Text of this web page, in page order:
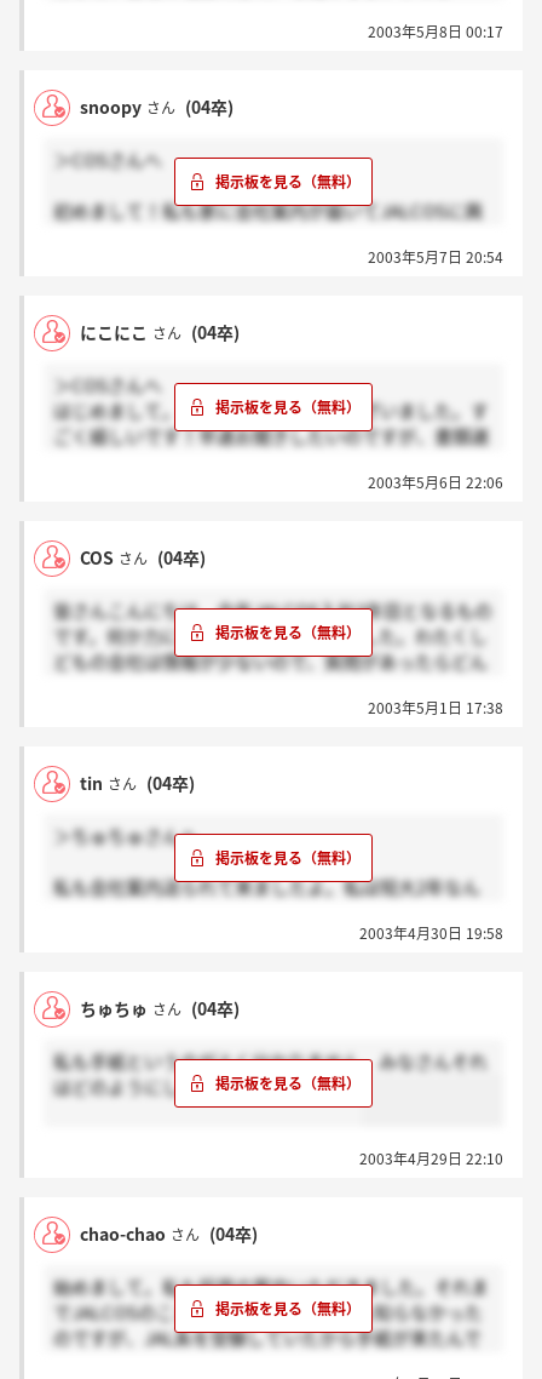
これからもよろしくお願いいたします。
私は業務内容についてお伺いしたいです。
業務とは電話での予約受付、質問への対応
それから、職場の雰囲気、入社して良かったと
思ってらっしゃるかどうか
どうかお話を聞かせてください！
2003年5月8日 00:17
snoopy さん (04卒)
＞COSさんへ
初めまして！私も家に会社案内が届いてJALCOSに興
のですか？あと会社の雰囲気など教えて頂けたら嬉し
2003年5月7日 20:54
にこにこ さん (04卒)
＞COSさんへ
はじめまして。書き込みありがとうございました。す
ごく嬉しいです！早速お聞きしたいのですが、書類選
内容はどのようなものだったのか教えて頂きたいで
て・・。よろしくお願いします。これからまた色々質
問すると思いますが、その時はよろしくお願いします
2003年5月6日 22:06
COS さん (04卒)
皆さんこんにちは。今年JALCOS入社3年目となるもの
です。何か力になりたくてカキコしました。わたくし
どもの会社は情報が少ないので、質問があったらどん
まず今日はみなさんが悩んでいる履歴書、これはなん
と、という指定があれば、それに従うにこしたことは
ありません。私は学校のものがA4だったので、志望動
面接官の持っている履歴書にA4、A3が混ざっていたの
もチラ見しましたが…。では今日はここまで。ジムに
行こう。
2003年5月1日 17:38
tin さん (04卒)
＞ちゅちゅさんへ
私も会社案内送られて来ましたよ。私は短大2年なん
す。どうしてでしょう...？私は受けてみようと思いま
2003年4月30日 19:58
ちゅちゅ さん (04卒)
私も手紙というのがよく分かりません。みなさんそれ
はどのようにして手に入れたのですか
2003年4月29日 22:10
chao-chao さん (04卒)
始めまして。私も採用の案内いただきました。それま
でJALCOSのことすらお恥ずかしながら知らなかった
のですが、JAL系を受験していたから手紙が来たんで